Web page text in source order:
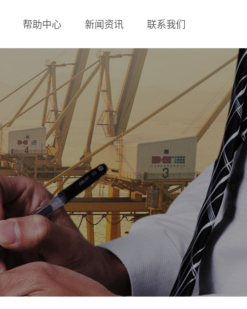
帮助中心 新闻资讯 联系我们